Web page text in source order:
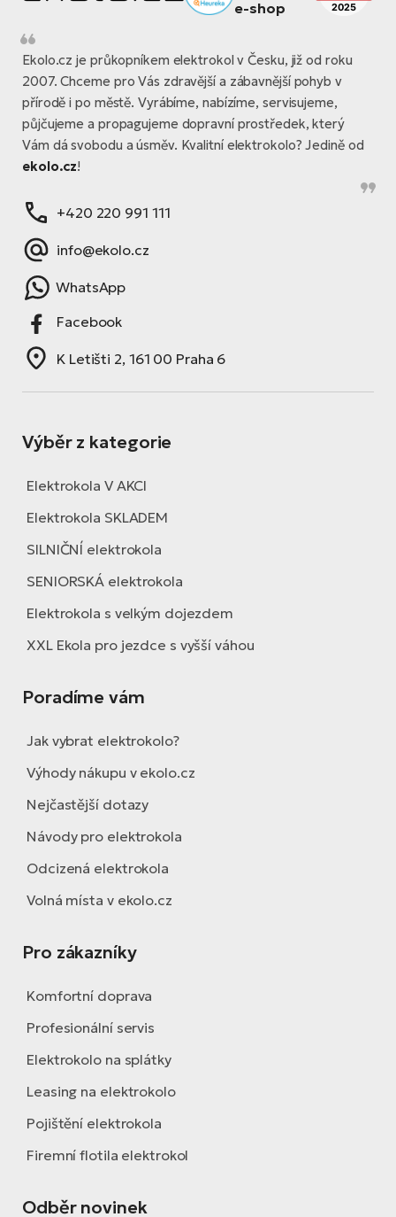
Ekolo.cz je průkopníkem elektrokol v Česku, již od roku
2007. Chceme pro Vás zdravější a zábavnější pohyb v
přírodě i po městě. Vyrábíme, nabízíme, servisujeme,
půjčujeme a propagujeme dopravní prostředek, který
Vám dá svobodu a úsměv. Kvalitní elektrokolo? Jedině od
ekolo.cz!
+420 220 991 111
info@ekolo.cz
WhatsApp
Facebook
K Letišti 2, 161 00 Praha 6
Výběr z kategorie
Elektrokola V AKCI
Elektrokola SKLADEM
SILNIČNÍ elektrokola
SENIORSKÁ elektrokola
Elektrokola s velkým dojezdem
XXL Ekola pro jezdce s vyšší váhou
Poradíme vám
Jak vybrat elektrokolo?
Výhody nákupu v ekolo.cz
Nejčastější dotazy
Návody pro elektrokola
Odcizená elektrokola
Volná místa v ekolo.cz
Pro zákazníky
Komfortní doprava
Profesionální servis
Elektrokolo na splátky
Leasing na elektrokolo
Pojištění elektrokola
Firemní flotila elektrokol
Odběr novinek